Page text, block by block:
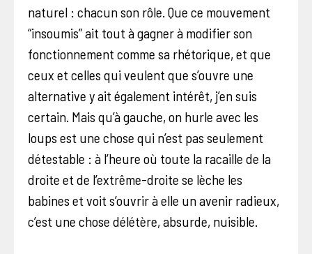
naturel : chacun son rôle. Que ce mouvement
“insoumis” ait tout à gagner à modifier son
fonctionnement comme sa rhétorique, et que
ceux et celles qui veulent que s’ouvre une
alternative y ait également intérêt, j’en suis
certain. Mais qu’à gauche, on hurle avec les
loups est une chose qui n’est pas seulement
détestable : à l’heure où toute la racaille de la
droite et de l’extrême-droite se lèche les
babines et voit s’ouvrir à elle un avenir radieux,
c’est une chose délétère, absurde, nuisible.